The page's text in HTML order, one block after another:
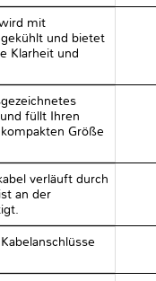
mit
und bietet
Klarheit und
füllt Ihren
Größe
verläuft durch
an der